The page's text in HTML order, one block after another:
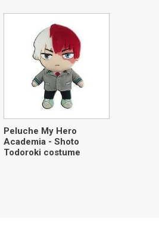
Peluche My Hero
Academia - Shoto
Todoroki costume